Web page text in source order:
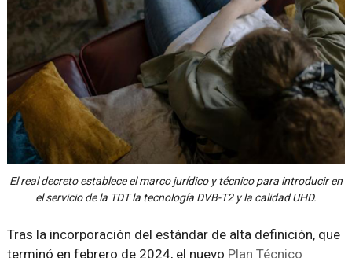
El real decreto establece el marco jurídico y técnico para introducir en
el servicio de la TDT la tecnología DVB-T2 y la calidad UHD.
Tras la incorporación del estándar de alta definición, que
terminó en febrero de 2024, el nuevo Plan Técnico